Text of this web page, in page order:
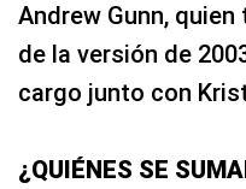
Andrew Gunn,
de la versión de
cargo junto con
¿QUIÉNES SE